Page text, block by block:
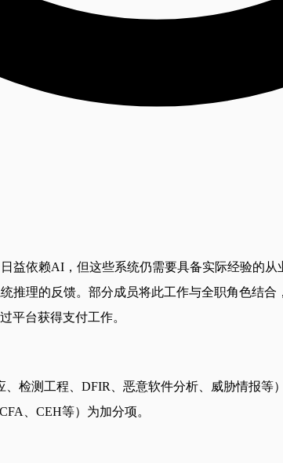
益依赖AI，但这些系统仍需要具备实际经验的
推理的反馈。部分成员将此工作与全职角色结
平台获得支付工作。
检测工程、DFIR、恶意软件分析、威胁情报
、CEH等）为加分项。